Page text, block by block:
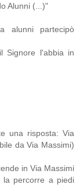
Alunni (...)"
alunni partecipò
Signore l'abbia in
una risposta: Via
da Via Massimi)
in Via Massimi
la percorre a piedi